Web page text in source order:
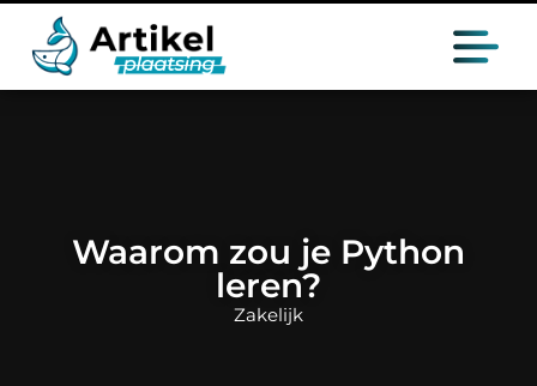
Waarom zou je Python
leren?
Zakelijk